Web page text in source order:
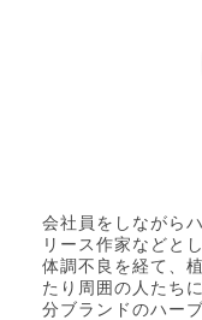
会社員をしながら
リース作家などと
体調不良を経て、
たり周囲の人たち
分ブランドのハー